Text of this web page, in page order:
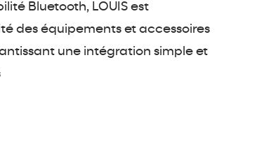
Bluetooth, LOUIS est
des équipements et accessoires
une intégration simple et